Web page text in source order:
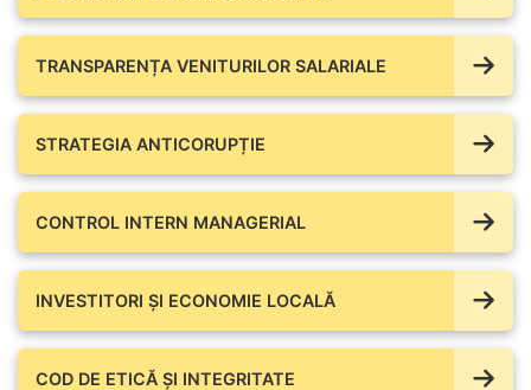
TRANSPARENȚA VENITURILOR SALARIALE
STRATEGIA ANTICORUPȚIE
CONTROL INTERN MANAGERIAL
INVESTITORI ȘI ECONOMIE LOCALĂ
COD DE ETICĂ ȘI INTEGRITATE